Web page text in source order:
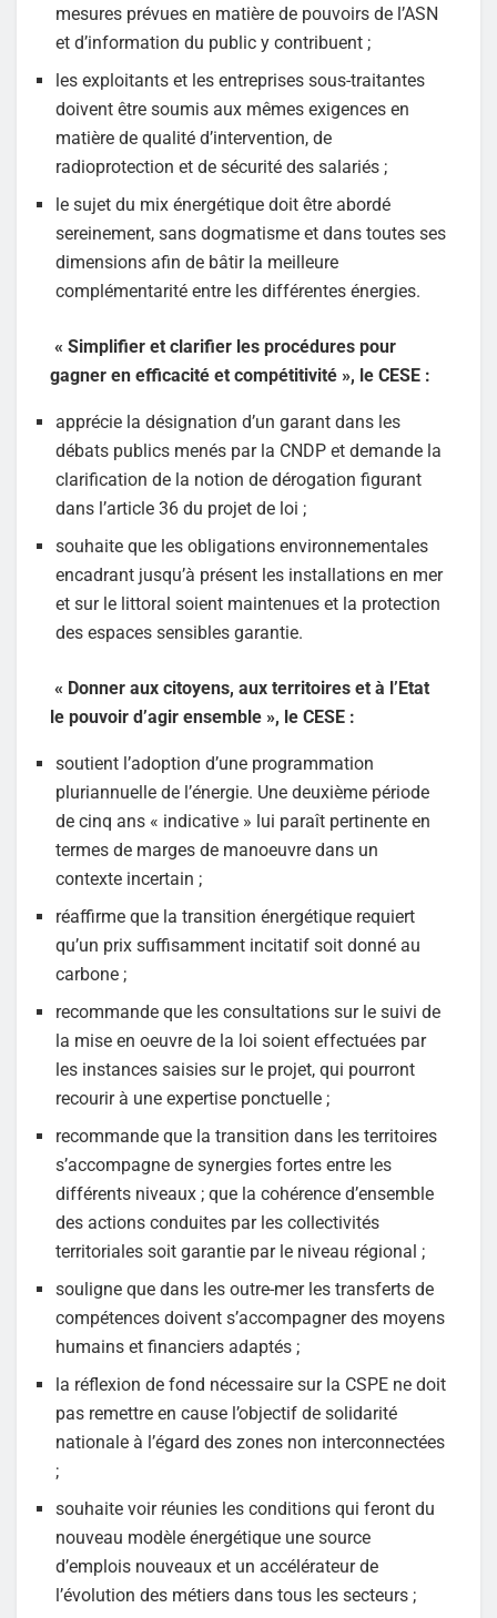
mesures prévues en matière de pouvoirs de l’ASN
et d’information du public y contribuent ;
les exploitants et les entreprises sous-traitantes
doivent être soumis aux mêmes exigences en
matière de qualité d’intervention, de
radioprotection et de sécurité des salariés ;
le sujet du mix énergétique doit être abordé
sereinement, sans dogmatisme et dans toutes ses
dimensions afin de bâtir la meilleure
complémentarité entre les différentes énergies.
« Simplifier et clarifier les procédures pour
gagner en efficacité et compétitivité », le CESE :
apprécie la désignation d’un garant dans les
débats publics menés par la CNDP et demande la
clarification de la notion de dérogation figurant
dans l’article 36 du projet de loi ;
souhaite que les obligations environnementales
encadrant jusqu’à présent les installations en mer
et sur le littoral soient maintenues et la protection
des espaces sensibles garantie.
« Donner aux citoyens, aux territoires et à l’Etat
le pouvoir d’agir ensemble », le CESE :
soutient l’adoption d’une programmation
pluriannuelle de l’énergie. Une deuxième période
de cinq ans « indicative » lui paraît pertinente en
termes de marges de manoeuvre dans un
contexte incertain ;
réaffirme que la transition énergétique requiert
qu’un prix suffisamment incitatif soit donné au
carbone ;
recommande que les consultations sur le suivi de
la mise en oeuvre de la loi soient effectuées par
les instances saisies sur le projet, qui pourront
recourir à une expertise ponctuelle ;
recommande que la transition dans les territoires
s’accompagne de synergies fortes entre les
différents niveaux ; que la cohérence d’ensemble
des actions conduites par les collectivités
territoriales soit garantie par le niveau régional ;
souligne que dans les outre-mer les transferts de
compétences doivent s’accompagner des moyens
humains et financiers adaptés ;
la réflexion de fond nécessaire sur la CSPE ne doit
pas remettre en cause l’objectif de solidarité
nationale à l’égard des zones non interconnectées
;
souhaite voir réunies les conditions qui feront du
nouveau modèle énergétique une source
d’emplois nouveaux et un accélérateur de
l’évolution des métiers dans tous les secteurs ;